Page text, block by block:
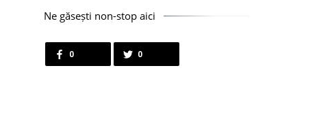
Ne găsești non-stop aici
0 0